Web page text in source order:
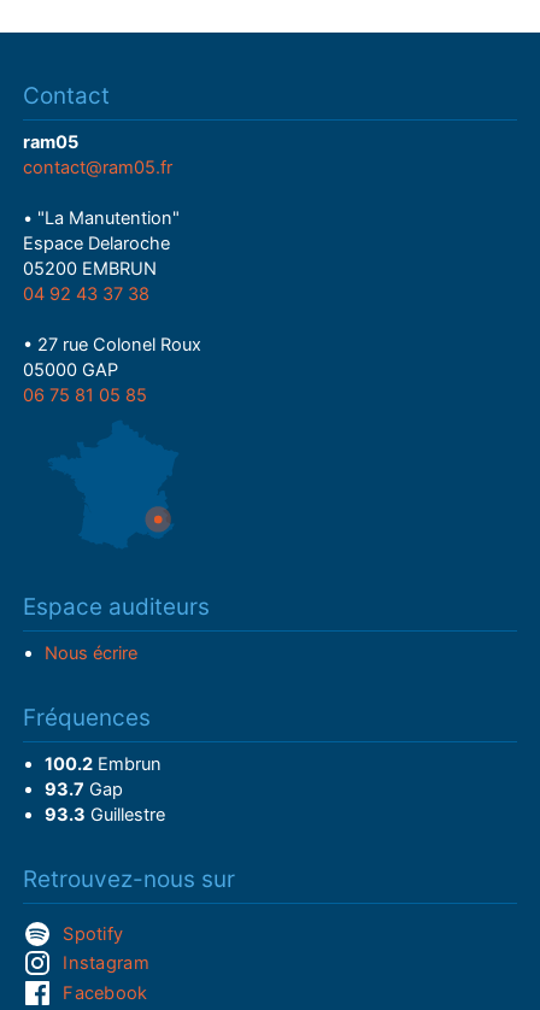
Contact
ram05
contact@ram05.fr
• "La Manutention"
Espace Delaroche
05200 EMBRUN
04 92 43 37 38
• 27 rue Colonel Roux
05000 GAP
06 75 81 05 85
Espace auditeurs
Nous écrire
Fréquences
100.2Embrun
93.7 Gap
93.3 Guillestre
Retrouvez-nous sur
Spotify
Instagram
Facebook